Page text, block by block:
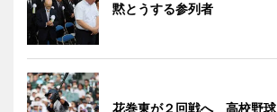
黙とうする参列者
花巻東が２回戦へ 高校野球